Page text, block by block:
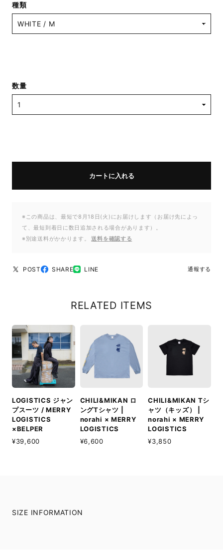
種類
数量
カートに入れる
※この商品は、最短で8月18日(火)にお届けします（お届け先によっ
て、最短到着日に数日追加される場合があります）。
※別途送料がかかります。
送料を確認する
POST SHARE LINE 通報する
RELATED ITEMS
LOGISTICS ジャン
プスーツ / MERRY
LOGISTICS
×BELPER
¥39,600
CHILI&MIKAN ロ
ングTシャツ |
norahi × MERRY
LOGISTICS
¥6,600
CHILI&MIKAN Tシ
ャツ（キッズ） |
norahi × MERRY
LOGISTICS
¥3,850
SIZE INFORMATION